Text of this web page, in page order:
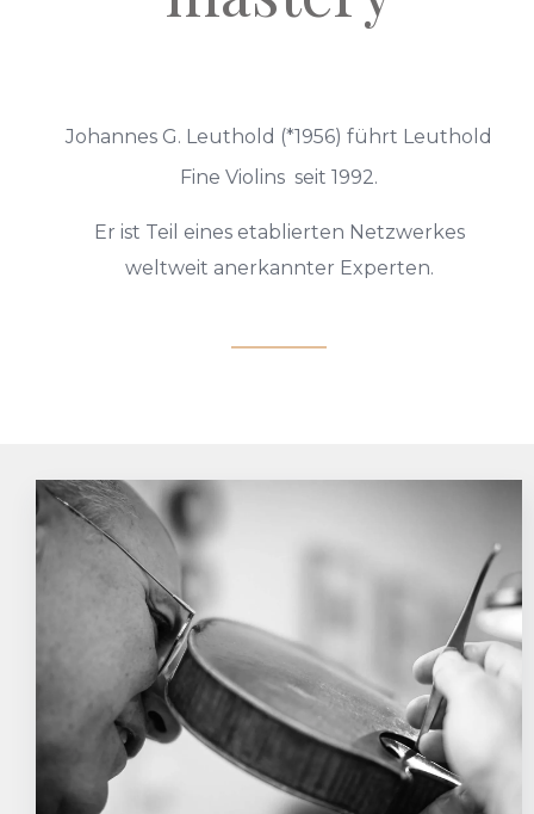
Johannes G. Leuthold (*1956) führt Leuthold
Fine Violins seit 1992.
Er ist Teil eines etablierten Netzwerkes
weltweit anerkannter Experten.